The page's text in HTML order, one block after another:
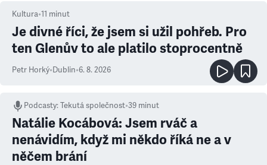
Kultura•11 minut
Je divné říci, že jsem si užil pohřeb. Pro
ten Glenův to ale platilo stoprocentně
Petr Horký•Dublin•6. 8. 2026
Podcasty:Tekutá společnost•39 minut
Natálie Kocábová: Jsem rváč a
nenávidím, když mi někdo říká ne a v
něčem brání